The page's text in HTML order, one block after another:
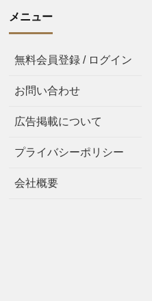
メニュー
無料会員登録 / ログイン
お問い合わせ
広告掲載について
プライバシーポリシー
会社概要